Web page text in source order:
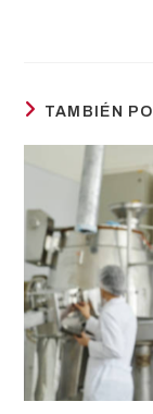
TAMBIÉN